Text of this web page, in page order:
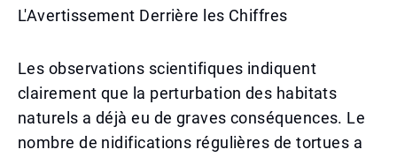
L'Avertissement Derrière les Chiffres
Les observations scientifiques indiquent
clairement que la perturbation des habitats
naturels a déjà eu de graves conséquences. Le
nombre de nidifications régulières de tortues a